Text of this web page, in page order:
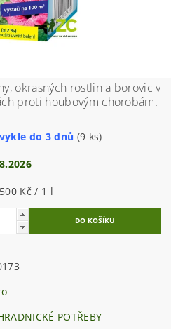
okrasných rostlin a borovic v
proti houbovým chorobám.
do 3 dnů (9 ks)
Kč / 1 l
POTŘEBY